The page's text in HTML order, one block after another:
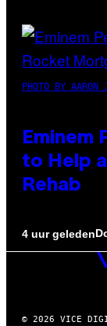
PHOTO BY AARON
Eminem
to Help
Rehab
4 uur geleden
© 2026 VICE